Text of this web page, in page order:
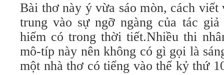
Bài thơ này ý vừa sáo mòn, cách viết
trung vào sự ngỡ ngàng của tác
hiếm có trong thời tiết.Nhiều thi
mô-típ này nên không có gì gọi là
một nhà thơ có tiếng vào thế kỷ thứ